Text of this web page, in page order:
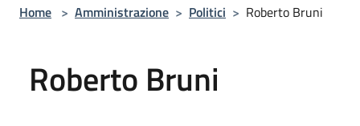
Home > Amministrazione > Politici > Roberto Bruni
Roberto Bruni